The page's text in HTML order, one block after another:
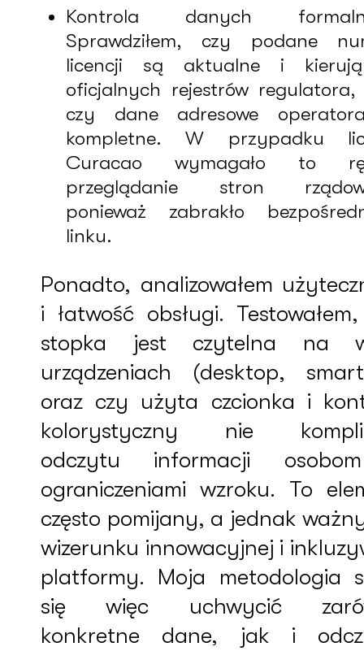
Kontrola danych
Sprawdziłem, czy podane
licencji są aktualne i
oficjalnych rejestrów regulatora,
czy dane adresowe
kompletne. W przypadku
Curacao wymagało to
przeglądanie stron
ponieważ zabrakło
linku.
Ponadto, analizowałem
i łatwość obsługi.
stopka jest czytelna na
urządzeniach (desktop,
oraz czy użyta czcionka i
kolorystyczny nie
odczytu informacji
ograniczeniami wzroku. To
często pomijany, a jednak
wizerunku innowacyjnej i
platformy. Moja metodologia
się więc uchwycić
konkretne dane, jak i